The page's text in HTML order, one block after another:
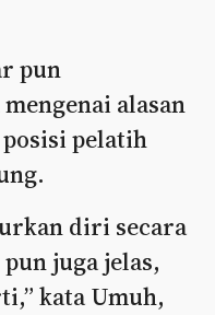
pun
alasan
pelatih
diri secara
juga jelas,
kata Umuh,